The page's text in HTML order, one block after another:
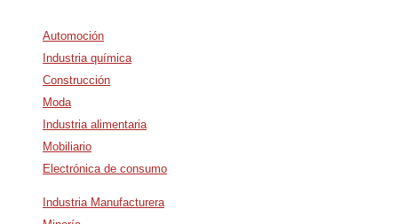
Automoción
Industria química
Construcción
Moda
Industria alimentaria
Mobiliario
Electrónica de consumo
Industria Manufacturera